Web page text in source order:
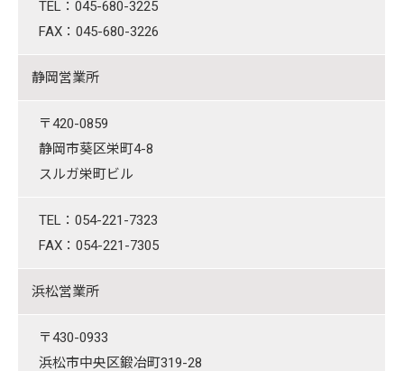
TEL：045-680-3225
FAX：045-680-3226
静岡営業所
〒420-0859
静岡市葵区栄町4-8
スルガ栄町ビル
TEL：054-221-7323
FAX：054-221-7305
浜松営業所
〒430-0933
浜松市中央区鍛冶町319-28